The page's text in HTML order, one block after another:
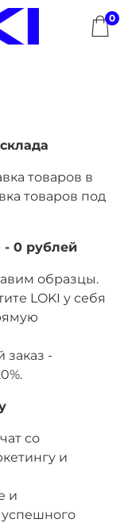
0
товаров в
товаров под
- 0 рублей
образцы.
LOKI у себя
заказ -
со
и
и